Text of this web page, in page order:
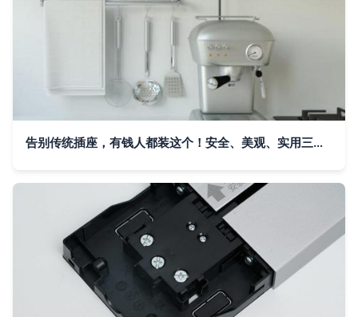
告别传统插座，有钱人都装这个！安全、美观、实用三合一的轨道插座